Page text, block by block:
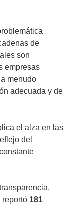
de
son
empresas
menudo
adecuada y de
el alza en las
del
reportó 181